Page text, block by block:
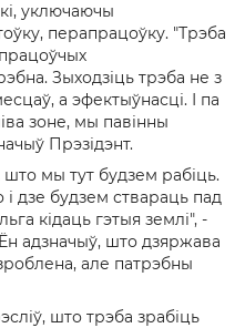
уключаючы
перапрацоўку. "Трэба
Зыходзіць трэба не з
а эфектыўнасці. І па
зоне, мы павінны
Прэзідэнт.
мы тут будзем рабіць.
дзе будзем ствараць пад
кідаць гэтыя землі", -
адзначыў, што дзяржава
але патрэбны
што трэба зрабіць